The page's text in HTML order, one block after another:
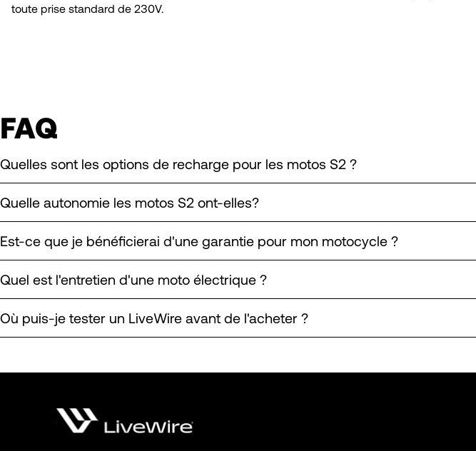
toute prise standard de 230V.
FAQ
Quelles sont les options de recharge pour les motos S2 ?
Quelle autonomie les motos S2 ont-elles?
Est-ce que je bénéficierai d'une garantie pour mon motocycle ?
Quel est l'entretien d'une moto électrique ?
Où puis-je tester un LiveWire avant de l'acheter ?